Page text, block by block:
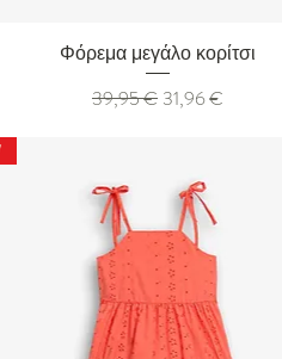
Γρήγορη προβολή
Φόρεμα μεγάλο κορίτσι
Κανονική τιμή
39,95 € Τιμή Έκπτωσης
31,96 €